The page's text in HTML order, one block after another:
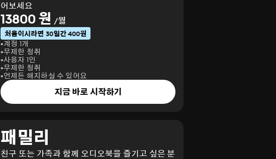
어보세요
13800 원 /월
처음이시라면 30일간 400원
계정 1개
무제한 청취
사용자 1인
무제한 청취
언제든 해지하실 수 있어요
지금 바로 시작하기
패밀리
친구 또는 가족과 함께 오디오북을 즐기고 싶은 분